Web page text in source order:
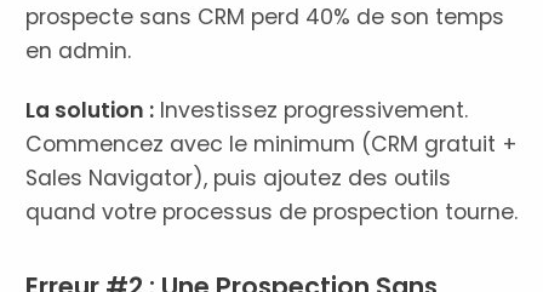
prospecte sans CRM perd 40% de son temps
en admin.
La solution : Investissez progressivement.
Commencez avec le minimum (CRM gratuit +
Sales Navigator), puis ajoutez des outils
quand votre processus de prospection tourne.